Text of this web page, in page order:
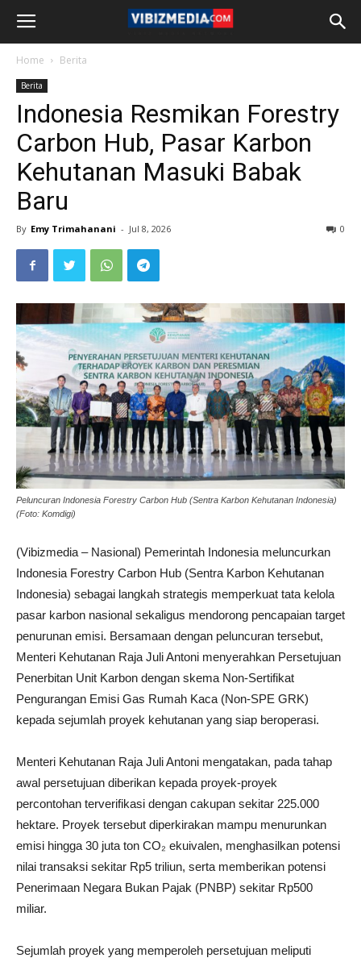
Home Berita
Berita
Indonesia Resmikan Forestry
Carbon Hub, Pasar Karbon
Kehutanan Masuki Babak
Baru
By Emy Trimahanani - Jul 8, 2026 0
Peluncuran Indonesia Forestry Carbon Hub (Sentra Karbon Kehutanan Indonesia)
(Foto: Komdigi)
(Vibizmedia – Nasional) Pemerintah Indonesia meluncurkan
Indonesia Forestry Carbon Hub (Sentra Karbon Kehutanan
Indonesia) sebagai langkah strategis memperkuat tata kelola
pasar karbon nasional sekaligus mendorong pencapaian target
penurunan emisi. Bersamaan dengan peluncuran tersebut,
Menteri Kehutanan Raja Juli Antoni menyerahkan Persetujuan
Penerbitan Unit Karbon dengan skema Non-Sertifikat
Pengurangan Emisi Gas Rumah Kaca (Non-SPE GRK)
kepada sejumlah proyek kehutanan yang siap beroperasi.
Menteri Kehutanan Raja Juli Antoni mengatakan, pada tahap
awal persetujuan diberikan kepada proyek-proyek
percontohan terverifikasi dengan cakupan sekitar 225.000
hektare. Proyek tersebut diperkirakan mampu menurunkan
emisi hingga 30 juta ton CO₂ ekuivalen, menghasilkan potensi
nilai transaksi sekitar Rp5 triliun, serta memberikan potensi
Penerimaan Negara Bukan Pajak (PNBP) sekitar Rp500
miliar.
Sejumlah proyek yang memperoleh persetujuan meliputi